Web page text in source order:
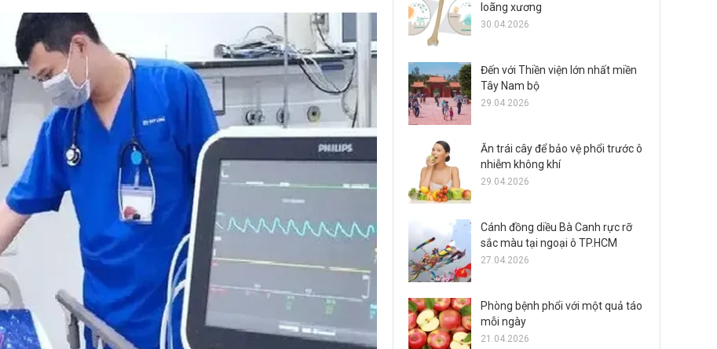
loãng xương
30.04.2026
Đến với Thiền viện lớn nhất miền
Tây Nam bộ
29.04.2026
Ăn trái cây để bảo vệ phổi trước ô
nhiễm không khí
29.04.2026
Cánh đồng diều Bà Canh rực rỡ
sắc màu tại ngoại ô TP.HCM
27.04.2026
Phòng bệnh phổi với một quả táo
mỗi ngày
21.04.2026